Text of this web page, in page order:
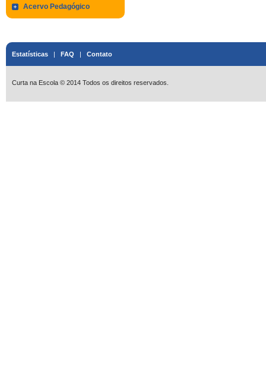
Acervo Pedagógico
Estatísticas | FAQ | Contato
Curta na Escola © 2014 Todos os direitos reservados.